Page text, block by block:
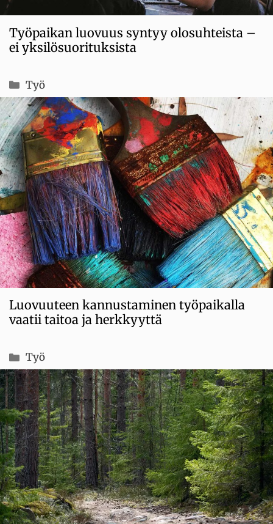
Työpaikan luovuus syntyy olosuhteista –
ei yksilösuorituksista
Kategoriat
Työ
Luovuuteen kannustaminen työpaikalla
vaatii taitoa ja herkkyyttä
Kategoriat
Työ